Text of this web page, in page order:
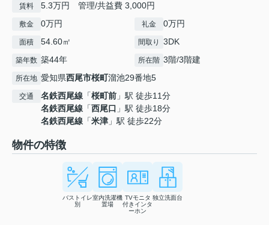
賃料 5.3万円 管理/共益費 3,000円
敷金 0万円 礼金 0万円
面積 54.60㎡ 間取り 3DK
築年数 築44年 所在階 3階/3階建
所在地 愛知県西尾市桜町溜池29番地5
交通 名鉄西尾線 「桜町前 」駅 徒歩11分
名鉄西尾線 「西尾口 」駅 徒歩18分
名鉄西尾線 「米津 」駅 徒歩22分
物件の特徴
バストイレ
別
室内洗濯機
置場
TVモニタ
付きインタ
ーホン
独立洗面台